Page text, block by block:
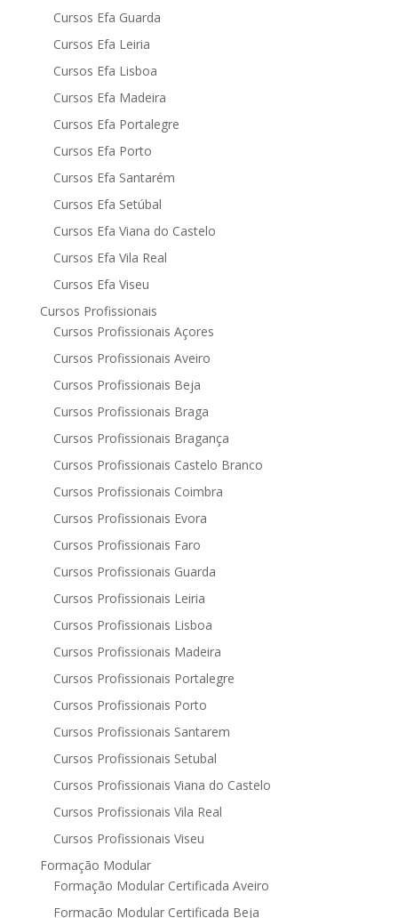
Cursos Efa Guarda
Cursos Efa Leiria
Cursos Efa Lisboa
Cursos Efa Madeira
Cursos Efa Portalegre
Cursos Efa Porto
Cursos Efa Santarém
Cursos Efa Setúbal
Cursos Efa Viana do Castelo
Cursos Efa Vila Real
Cursos Efa Viseu
Cursos Profissionais
Cursos Profissionais Açores
Cursos Profissionais Aveiro
Cursos Profissionais Beja
Cursos Profissionais Braga
Cursos Profissionais Bragança
Cursos Profissionais Castelo Branco
Cursos Profissionais Coimbra
Cursos Profissionais Evora
Cursos Profissionais Faro
Cursos Profissionais Guarda
Cursos Profissionais Leiria
Cursos Profissionais Lisboa
Cursos Profissionais Madeira
Cursos Profissionais Portalegre
Cursos Profissionais Porto
Cursos Profissionais Santarem
Cursos Profissionais Setubal
Cursos Profissionais Viana do Castelo
Cursos Profissionais Vila Real
Cursos Profissionais Viseu
Formação Modular
Formação Modular Certificada Aveiro
Formação Modular Certificada Beja